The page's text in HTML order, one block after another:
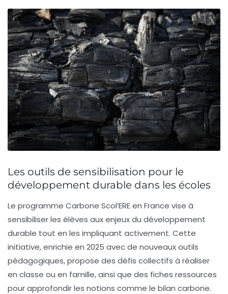
Les outils de sensibilisation pour le
développement durable dans les écoles
Le programme Carbone Scol’EREen France vise à
sensibiliserles élèves aux enjeux du développement
durable tout en les impliquant activement. Cette
initiative, enrichie en 2025 avec de nouveaux outils
pédagogiques, propose des défis collectifs à réaliser
en classe ou en famille, ainsi que des fiches ressources
pour approfondir les notions comme le bilan carbone.